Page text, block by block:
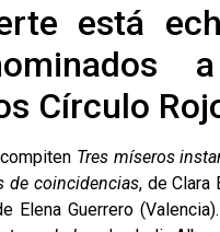
está
Círculo
Tres míseros
de coincidencias, de Clara
Elena Guerrero